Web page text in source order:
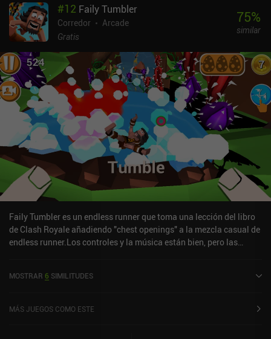
#12 Faily Tumbler
Corredor
Arcade
Gratis
75%
similar
Faily Tumbler es un endless runner que toma una lección del libro
de Clash Royale añadiendo "chest openings" a la mezcla casual de
endless runner.Los controles y la música están bien, pero las
anuncios ocasionales no incentivados, pero no hay vídeos que no
horrible.En general, un divertido endless runner casual que me hizo
MOSTRAR 6 SIMILITUDES
MÁS JUEGOS COMO ESTE